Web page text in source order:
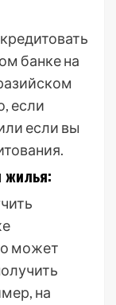
банке на
если
если вы
жилья:
может
на